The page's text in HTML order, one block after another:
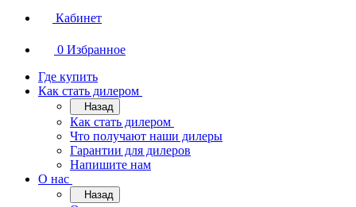
Кабинет
0 Избранное
Где купить
Как стать дилером
Назад
Как стать дилером
Что получают наши дилеры
Гарантии для дилеров
Напишите нам
О нас
Назад